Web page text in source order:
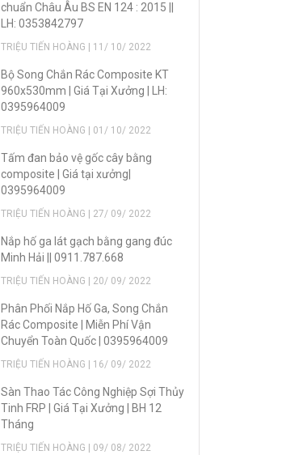
chuẩn Châu Âu BS EN 124 : 2015 ||
LH: 0353842797
TRIỆU TIẾN HOÀNG | 11/ 10/ 2022
Bộ Song Chắn Rác Composite KT
960x530mm | Giá Tại Xưởng | LH:
0395964009
TRIỆU TIẾN HOÀNG | 01/ 10/ 2022
Tấm đan bảo vệ gốc cây bằng
composite | Giá tại xưởng|
0395964009
TRIỆU TIẾN HOÀNG | 27/ 09/ 2022
Nắp hố ga lát gạch bằng gang đúc
Minh Hải || 0911.787.668
TRIỆU TIẾN HOÀNG | 20/ 09/ 2022
Phân Phối Nắp Hố Ga, Song Chắn
Rác Composite | Miễn Phí Vận
Chuyển Toàn Quốc | 0395964009
TRIỆU TIẾN HOÀNG | 16/ 09/ 2022
Sàn Thao Tác Công Nghiệp Sợi Thủy
Tinh FRP | Giá Tại Xưởng | BH 12
Tháng
TRIỆU TIẾN HOÀNG | 09/ 08/ 2022